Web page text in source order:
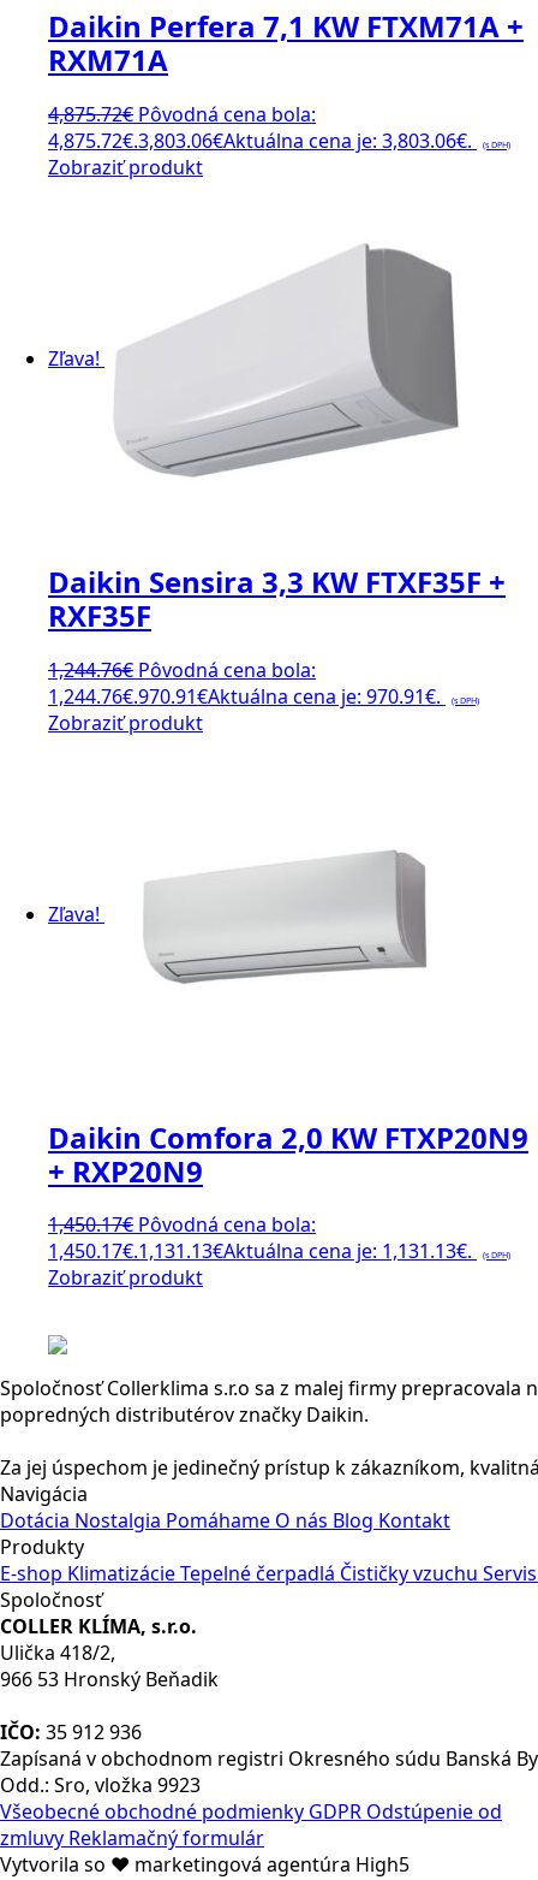
Daikin Perfera 7,1 KW FTXM71A +
RXM71A
4,875.72€ Pôvodná cena bola:
4,875.72€.3,803.06€Aktuálna cena je: 3,803.06€. (s DPH)
Zobraziť produkt
Zľava!
Daikin Sensira 3,3 KW FTXF35F +
RXF35F
1,244.76€ Pôvodná cena bola:
1,244.76€.970.91€Aktuálna cena je: 970.91€. (s DPH)
Zobraziť produkt
Zľava!
Daikin Comfora 2,0 KW FTXP20N9
+ RXP20N9
1,450.17€ Pôvodná cena bola:
1,450.17€.1,131.13€Aktuálna cena je: 1,131.13€. (s DPH)
Zobraziť produkt
Spoločnosť Collerklima s.r.o sa z malej firmy prepracovala
popredných distributérov značky Daikin.
Za jej úspechom je jedinečný prístup k zákazníkom,
Navigácia
Dotácia Nostalgia Pomáhame O nás Blog Kontakt
Produkty
E-shop KlimatizácieTepelné čerpadlá Čističky vzuchu
Spoločnosť
COLLER KLÍMA, s.r.o.
Ulička 418/2,
966 53 Hronský Beňadik
IČO: 35 912 936
Zapísaná v obchodnom registri Okresného súdu Banská
Odd.: Sro, vložka 9923
Všeobecné obchodné podmienky GDPR Odstúpenie od
zmluvy Reklamačný formulár
Vytvorila so ❤ marketingová agentúra High5